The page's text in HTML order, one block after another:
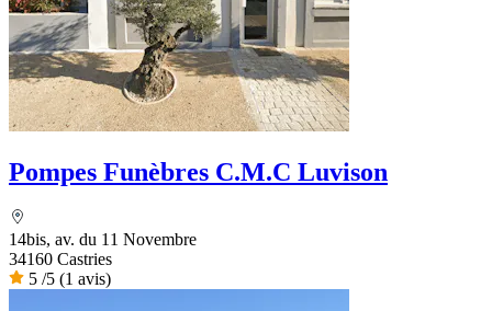
Pompes Funèbres C.M.C Luvison
14bis, av. du 11 Novembre
34160 Castries
5 /5 (1 avis)